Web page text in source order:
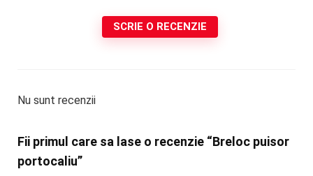
SCRIE O RECENZIE
Nu sunt recenzii
Fii primul care sa lase o recenzie “Breloc puisor
portocaliu”